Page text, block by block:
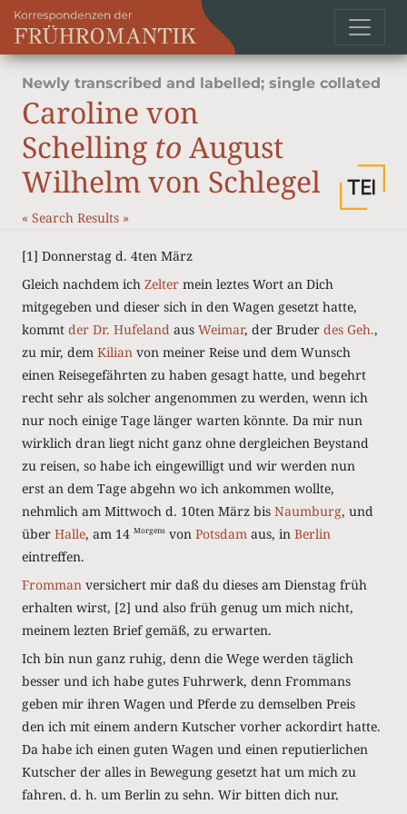
Newly transcribed and labelled; single collated
Caroline von
Schelling to August
Wilhelm von Schlegel
« Search Results »
[1] Donnerstag d. 4ten März
Gleich nachdem ich Zelter mein leztes Wort an Dich
mitgegeben und dieser sich in den Wagen gesetzt hatte,
kommt der Dr. Hufeland aus Weimar, der Bruder des Geh.,
zu mir, dem Kilian von meiner Reise und dem Wunsch
einen Reisegefährten zu haben gesagt hatte, und begehrt
recht sehr als solcher angenommen zu werden, wenn ich
nur noch einige Tage länger warten könnte. Da mir nun
wirklich dran liegt nicht ganz ohne dergleichen Beystand
zu reisen, so habe ich eingewilligt und wir werden nun
erst an dem Tage abgehn wo ich ankommen wollte,
nehmlich am Mittwoch d. 10ten März bis Naumburg, und
über Halle, am 14 Morgens von Potsdam aus, in Berlin
eintreffen.
Fromman versichert mir daß du dieses am Dienstag früh
erhalten wirst, [2] und also früh genug um mich nicht,
meinem lezten Brief gemäß, zu erwarten.
Ich bin nun ganz ruhig, denn die Wege werden täglich
besser und ich habe gutes Fuhrwerk, denn Frommans
geben mir ihren Wagen und Pferde zu demselben Preis
den ich mit einem andern Kutscher vorher ackordirt hatte.
Da habe ich einen guten Wagen und einen reputierlichen
Kutscher der alles in Bewegung gesetzt hat um mich zu
fahren, d. h. um Berlin zu sehn. Wir bitten dich nur,